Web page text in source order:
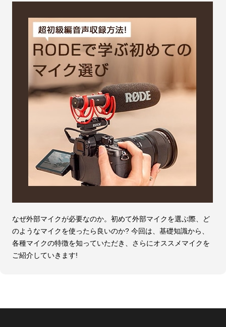
なぜ外部マイクが必要なのか。初めて外部マイクを選ぶ際、ど
のようなマイクを使ったら良いのか? 今回は、基礎知識から、
各種マイクの特徴を知っていただき、さらにオススメマイクを
ご紹介していきます!